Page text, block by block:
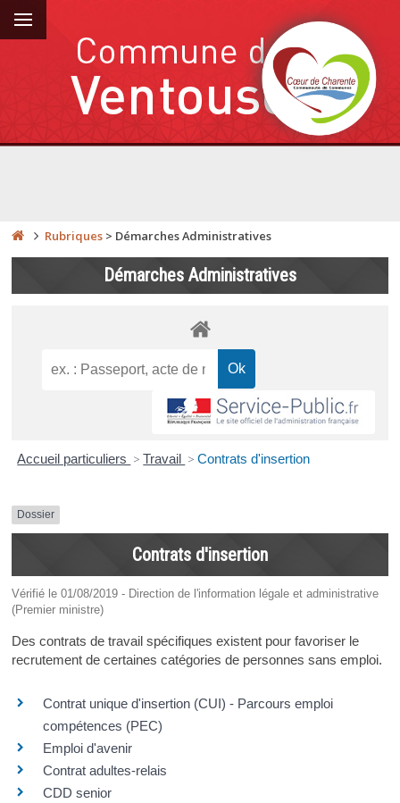
Rubriques > Démarches Administratives
Démarches Administratives
Accueil particuliers > Travail > Contrats d'insertion
Dossier
Contrats d'insertion
Vérifié le 01/08/2019 - Direction de l'information légale et administrative
(Premier ministre)
Des contrats de travail spécifiques existent pour favoriser le
recrutement de certaines catégories de personnes sans emploi.
Contrat unique d'insertion (CUI) - Parcours emploi
compétences (PEC)
Emploi d'avenir
Contrat adultes-relais
CDD senior